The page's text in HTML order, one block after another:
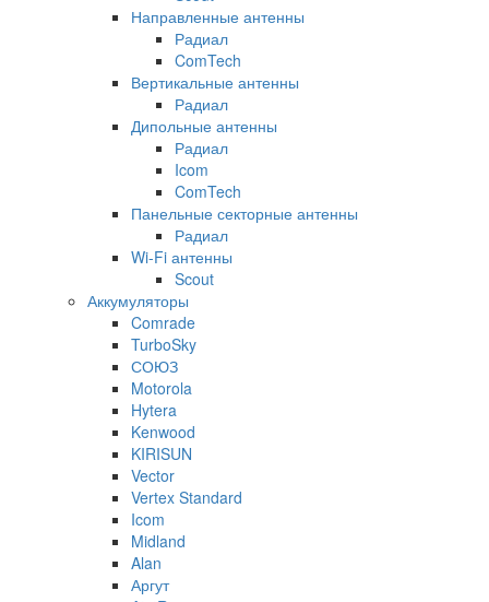
Направленные антенны
Радиал
ComTech
Вертикальные антенны
Радиал
Дипольные антенны
Радиал
Icom
ComTech
Панельные секторные антенны
Радиал
Wi-Fi антенны
Scout
Аккумуляторы
Comrade
TurboSky
СОЮЗ
Motorola
Hytera
Kenwood
KIRISUN
Vector
Vertex Standard
Icom
Midland
Alan
Аргут